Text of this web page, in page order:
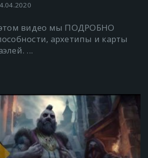
видео мы ПОДРОБНО
архетипы и карты
...